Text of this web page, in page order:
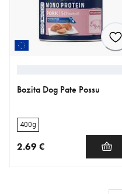
Bozita Dog Pate Possu
400g
2.69 €